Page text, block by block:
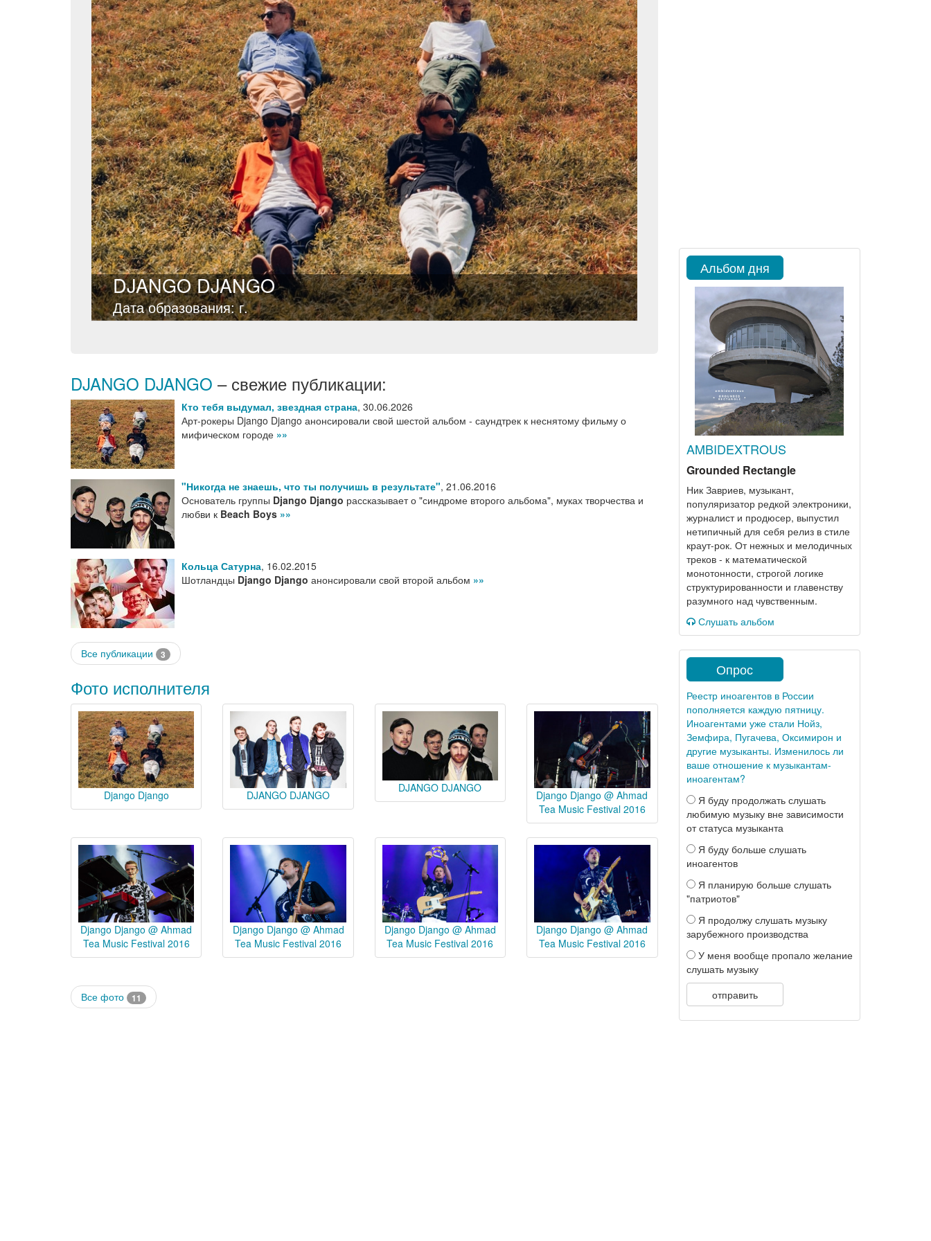
DJANGO DJANGO
Дата образования: г.
DJANGO DJANGO – свежие публикации:
Кто тебя выдумал, звездная страна, 30.06.2026
Арт-рокеры Django Django анонсировали свой шестой альбом - саундтрек к неснятому фильму о
мифическом городе »»
"Никогда не знаешь, что ты получишь в результате", 21.06.2016
Основатель группы Django Django рассказывает о "синдроме второго альбома", муках творчества и
любви к Beach Boys »»
Кольца Сатурна, 16.02.2015
Шотландцы Django Django анонсировали свой второй альбом »»
Все публикации 3
Фото исполнителя
Django Django DJANGO DJANGO
DJANGO DJANGO
Django Django @ Ahmad
Tea Music Festival 2016
Django Django @ Ahmad
Tea Music Festival 2016
Django Django @ Ahmad
Tea Music Festival 2016
Django Django @ Ahmad
Tea Music Festival 2016
Django Django @ Ahmad
Tea Music Festival 2016
Все фото 11
Альбом дня
AMBIDEXTROUS
Grounded Rectangle
Ник Завриев, музыкант,
популяризатор редкой электроники,
журналист и продюсер, выпустил
нетипичный для себя релиз в стиле
краут-рок. От нежных и мелодичных
треков - к математической
монотонности, строгой логике
структурированности и главенству
разумного над чувственным.
Слушать альбом
Опрос
Реестр иноагентов в России
пополняется каждую пятницу.
Иноагентами уже стали Нойз,
Земфира, Пугачева, Оксимирон и
другие музыканты. Изменилось ли
ваше отношение к музыкантам-
иноагентам?
Я буду продолжать слушать
любимую музыку вне зависимости
от статуса музыканта
Я буду больше слушать
иноагентов
Я планирую больше слушать
"патриотов"
Я продолжу слушать музыку
зарубежного производства
У меня вообще пропало желание
слушать музыку
отправить